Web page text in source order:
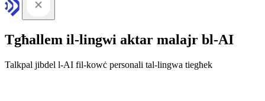
Tgħallem il-lingwi aktar malajr bl-AI
Talkpal jibdel l-AI fil-kowċ personali tal-lingwa tiegħek